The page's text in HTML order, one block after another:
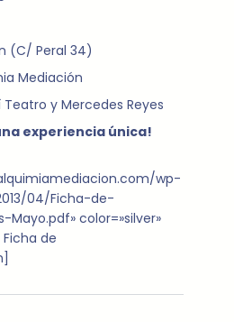
(C/ Peral 34)
Mediación
Teatro y Mercedes Reyes
experiencia única!
wp-
04/Ficha-de-
Mayo.pdf» color=»silver»
de